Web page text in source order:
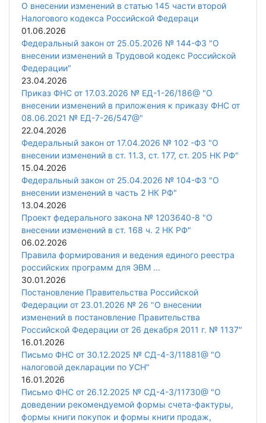
О внесении изменений в статью 145 части второй
Налогового кодекса Российской Федераци
01.06.2026
Федеральный закон от 25.05.2026 № 144-ФЗ "О
внесении изменений в Трудовой кодекс Российской
Федерации"
23.04.2026
Приказ ФНС от 17.03.2026 № ЕД-1-26/186@ "О
внесении изменений в приложения к приказу ФНС от
08.06.2021 № ЕД-7-26/547@"
22.04.2026
Федеральный закон от 17.04.2026 № 102 -ФЗ "О
внесении изменений в ст. 11.3, ст. 177, ст. 205 НК РФ"
15.04.2026
Федеральный закон от 25.04.2026 № 104-ФЗ "О
внесении изменений в часть 2 НК РФ"
13.04.2026
Проект федерального закона № 1203640-8 "О
внесении изменений в ст. 168 ч. 2 НК РФ"
06.02.2026
Правила формирования и ведения единого реестра
российских программ для ЭВМ ...
30.01.2026
Постановление Правительства Российской
Федерации от 23.01.2026 № 26 "О внесении
изменений в постановление Правительства
Российской Федерации от 26 декабря 2011 г. № 1137"
16.01.2026
Письмо ФНС от 30.12.2025 № СД-4-3/11881@ "О
налоговой декларации по УСН"
16.01.2026
Письмо ФНС от 26.12.2025 № СД-4-3/11730@ "О
доведении рекомендуемой формы счета-фактуры,
формы книги покупок и формы книги продаж,